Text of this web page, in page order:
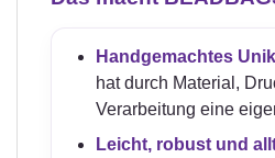
Handgemachtes
hat durch Material,
Verarbeitung eine
Leicht, robust und